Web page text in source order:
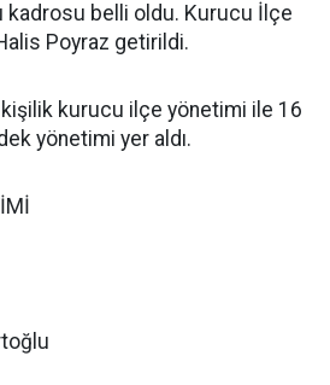
kadrosu belli oldu. Kurucu İlçe
Poyraz getirildi.
kurucu ilçe yönetimi ile 16
yönetimi yer aldı.